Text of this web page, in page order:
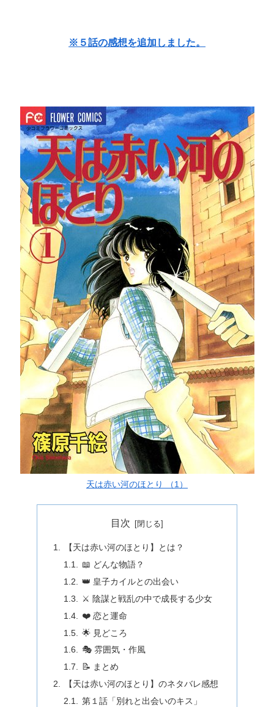
※５話の感想を追加しました。
天は赤い河のほとり （1）
目次
【天は赤い河のほとり】とは？
📖 どんな物語？
👑 皇子カイルとの出会い
⚔️ 陰謀と戦乱の中で成長する少女
❤️ 恋と運命
🌟 見どころ
🎭 雰囲気・作風
📝 まとめ
【天は赤い河のほとり】のネタバレ感想
第１話「別れと出会いのキス」